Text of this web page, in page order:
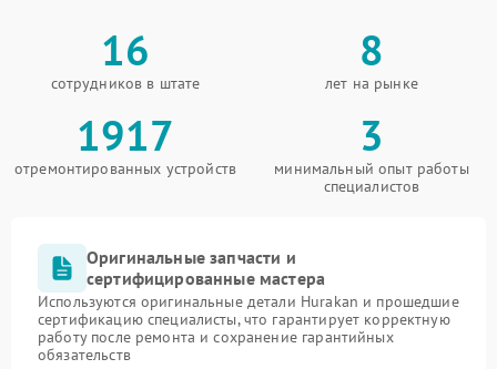
16
сотрудников в штате
8
лет на рынке
1917
отремонтированных устройств
3
минимальный опыт работы
специалистов
Оригинальные запчасти и
сертифицированные мастера
Используются оригинальные детали Hurakan и прошедшие
сертификацию специалисты, что гарантирует корректную
работу после ремонта и сохранение гарантийных
обязательств